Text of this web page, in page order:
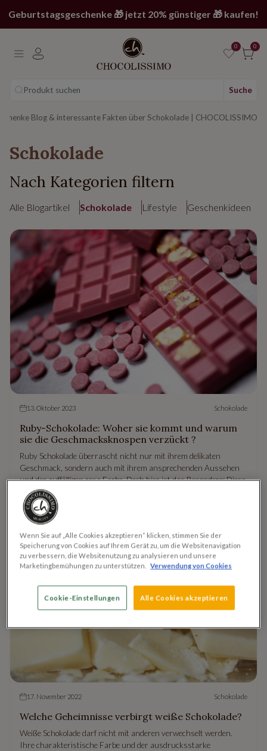
Geburtstagsgeschenke 🎁 jetzt 20% günstiger 🎁 kaufen!
0 0
Produkt suchen Suche
Blog & interessante Fakten über Schokolade | CHOCOLISSIMO
Schokolade
Nach Kategorien filtern
Alle Blogartikel Schokolade Lifestyle Geschenkideen
13. Oktober 2023 Schokolade
Ruby-Schokolade: Woher sie kommt und warum
sie die Geschmacksknospen verzückt ?
Ruby Schokolade überrascht nicht nur mit ihrem delikaten
Geschmack, sondern auch mit ihrem ansprechenden Aussehen
und der auffälligen rosa Farbe. Doch hier ist das Besondere: Diese
Farbe entsteht nicht durch künstliche Zusätze. Als das jüngste
Mitglied der Schokoladenfamilie hat Ruby einen festen Platz in den
Herzen von Süßigkeitenliebhabern erobert. Wie schmeckt Rosa
Schokolade genau? Warum ist die Schokolade Rosa? Wie wird Ruby
Schokolade überhaupt hergestellt? Lesen Sie unseren Artikel und
entdecken Sie die Geheimnisse der rosa Schokolade!
17. November 2022 Schokolade
Welche Geheimnisse verbirgt weiße Schokolade?
Weiße Schokolade darf nicht mit anderen verwechselt werden.
Ihre charakteristische Farbe und der ausdrucksstarke
Wenn Sie auf „Alle Cookies akzeptieren“ klicken, stimmen Sie der
Speicherung von Cookies auf Ihrem Gerät zu, um die Websitenavigation
zu verbessern, die Websitenutzung zu analysieren und unsere
Marketingbemühungen zu unterstützen.
Verwendung von Cookies
Cookie-Einstellungen Alle Cookies akzeptieren